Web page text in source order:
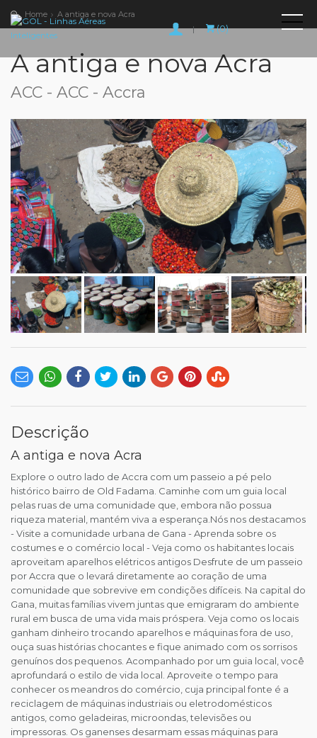
| (0)
Home A antiga e nova Acra
A antiga e nova Acra
ACC - ACC - Accra
Descrição
A antiga e nova Acra
Explore o outro lado de Accra com um passeio a pé pelo
histórico bairro de Old Fadama. Caminhe com um guia local
pelas ruas de uma comunidade que, embora não possua
riqueza material, mantém viva a esperança.Nós nos destacamos
- Visite a comunidade urbana de Gana - Aprenda sobre os
costumes e o comércio local - Veja como os habitantes locais
aproveitam aparelhos elétricos antigos Desfrute de um passeio
por Accra que o levará diretamente ao coração de uma
comunidade que sobrevive em condições difíceis. Na capital do
Gana, muitas famílias vivem juntas que emigraram do ambiente
rural em busca de uma vida mais próspera. Veja como os locais
ganham dinheiro trocando aparelhos e máquinas fora de uso,
ouça suas histórias chocantes e fique animado com os sorrisos
genuínos dos pequenos. Acompanhado por um guia local, você
aprofundará o estilo de vida local. Aproveite o tempo para
conhecer os meandros do comércio, cuja principal fonte é a
reciclagem de máquinas industriais ou eletrodomésticos
antigos, como geladeiras, microondas, televisões ou
impressoras. Os ganenses desarmam essas máquinas para